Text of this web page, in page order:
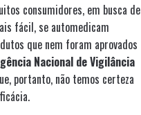
consumidores, em busca de
fácil, se automedicam
que nem foram aprovados
Nacional de Vigilância
portanto, não temos certeza